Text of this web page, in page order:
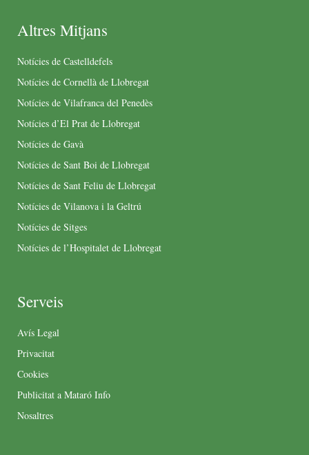
Altres Mitjans
Notícies de Castelldefels
Notícies de Cornellà de Llobregat
Notícies de Vilafranca del Penedès
Notícies d’El Prat de Llobregat
Notícies de Gavà
Notícies de Sant Boi de Llobregat
Notícies de Sant Feliu de Llobregat
Notícies de Vilanova i la Geltrú
Notícies de Sitges
Notícies de l’Hospitalet de Llobregat
Serveis
Avís Legal
Privacitat
Cookies
Publicitat a Mataró Info
Nosaltres